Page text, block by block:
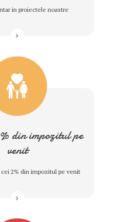
in proiectele noastre
din impozitul pe
venit
2% din impozitul pe venit